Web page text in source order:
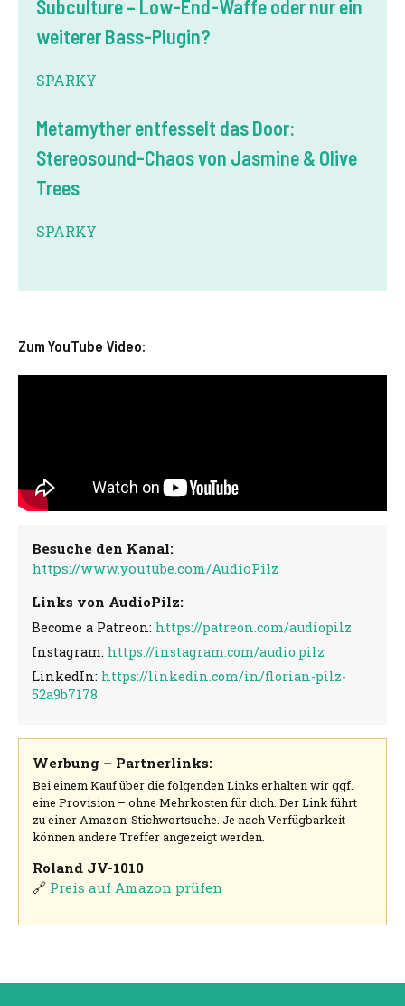
Subculture – Low-End-Waffe oder nur ein
weiterer Bass-Plugin?
SPARKY
Metamyther entfesselt das Door:
Stereosound-Chaos von Jasmine & Olive
Trees
SPARKY
Zum YouTube Video:
Besuche den Kanal:
https://www.youtube.com/AudioPilz
Links von AudioPilz:
Become a Patreon: https://patreon.com/audiopilz
Instagram: https://instagram.com/audio.pilz
LinkedIn: https://linkedin.com/in/florian-pilz-
52a9b7178
Werbung – Partnerlinks:
Bei einem Kauf über die folgenden Links erhalten wir ggf.
eine Provision – ohne Mehrkosten für dich. Der Link führt
zu einer Amazon-Stichwortsuche. Je nach Verfügbarkeit
können andere Treffer angezeigt werden.
Roland JV-1010
🔗 Preis auf Amazon prüfen